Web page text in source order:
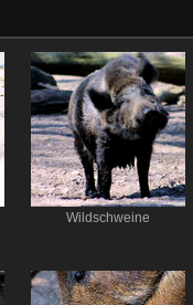
Wildschweine